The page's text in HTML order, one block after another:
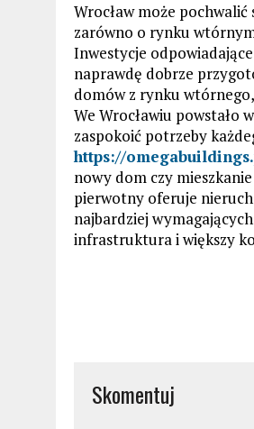
Wrocław może
zarówno o rynku
Inwestycje
naprawdę dobrze
domów z rynku
We Wrocławiu powstało
zaspokoić potrzeby
https://
nowy dom czy
pierwotny oferuje
najbardziej
infrastruktura i większy
Skomentuj